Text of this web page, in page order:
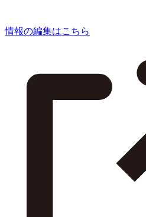
情報の編集はこちら